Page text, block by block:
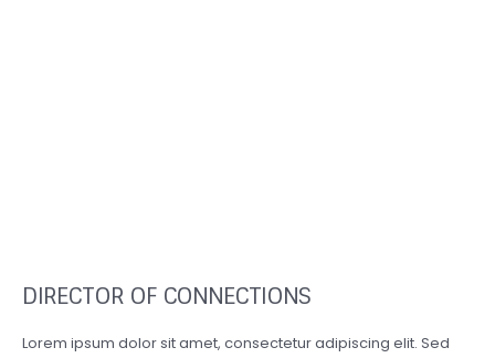
DIRECTOR OF CONNECTIONS
Lorem ipsum dolor sit amet, consectetur adipiscing elit. Sed